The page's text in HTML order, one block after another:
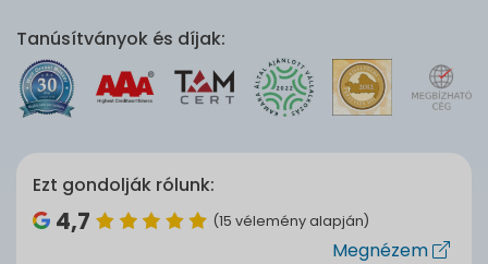
Tanúsítványok és díjak:
Ezt gondolják rólunk:
4,7 (15 vélemény alapján)
Megnézem